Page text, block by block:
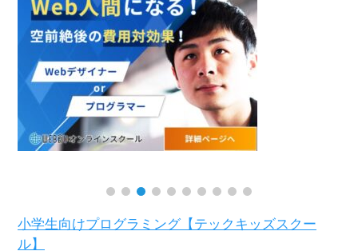
小学生向けプログラミング【テックキッズスクー
ル】